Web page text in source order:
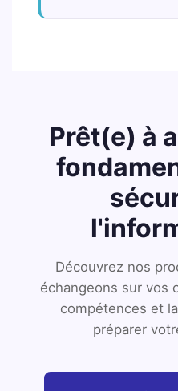
Prêt(e) à
Découvrez nos
échangeons sur vos
compétences et
préparer